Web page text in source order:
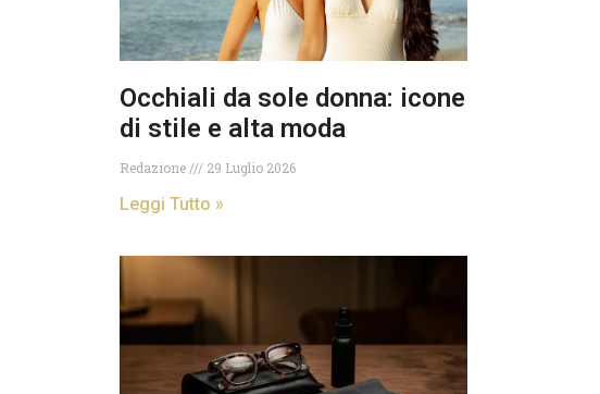
Occhiali da sole donna: icone
di stile e alta moda
Redazione 29 Luglio 2026
Leggi Tutto »